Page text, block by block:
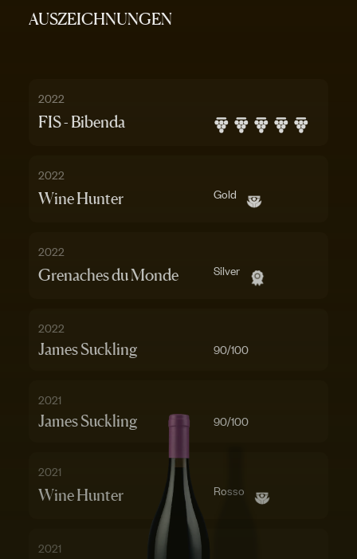
AUSZEICHNUNGEN
2022
FIS - Bibenda
2022
Wine Hunter Gold
2022
Grenaches du Monde Silver
2022
James Suckling 90/100
2021
James Suckling 90/100
2021
Wine Hunter Rosso
2021